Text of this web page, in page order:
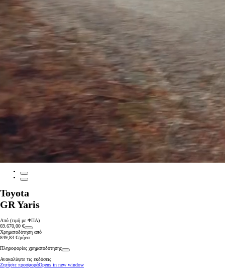
Toyota
GR Yaris
Από (τιμή με ΦΠΑ)
69.670,00 €
Χρηματοδότηση από
849,83 €/μήνα
Πληροφορίες χρηματοδότησης
Ανακαλύψτε τις εκδόσεις
Ζητήστε προσφοράOpens in new window